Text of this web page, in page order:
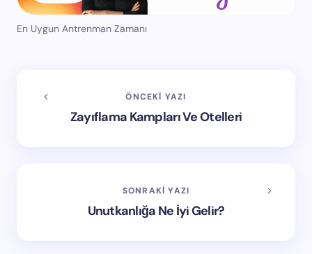
En Uygun Antrenman Zamanı
ÖNCEKI YAZI
Zayıflama Kampları Ve Otelleri
SONRAKI YAZI
Unutkanlığa Ne İyi Gelir?